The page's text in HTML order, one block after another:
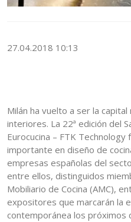
27.04.2018 10:13
Milán ha vuelto a ser la
interiores. La 22ª edición del
Eurocucina – FTK
importante en diseño de
empresas españolas del
entre ellos, distinguidos
Mobiliario de Cocina (AMC),
expositores que marcarán la
contemporánea los próximos